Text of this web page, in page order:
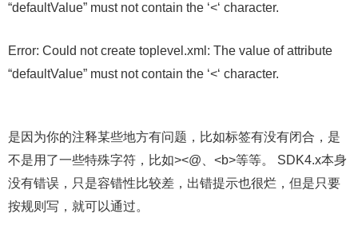
“defaultValue” must not contain the ‘<‘ character.
Error: Could not create toplevel.xml: The value of attribute
“defaultValue” must not contain the ‘<‘ character.
是因为你的注释某些地方有问题，比如标签有没有闭合，是
不是用了一些特殊字符，比如><@、<b>等等。 SDK4.x本身
没有错误，只是容错性比较差，出错提示也很烂，但是只要
按规则写，就可以通过。